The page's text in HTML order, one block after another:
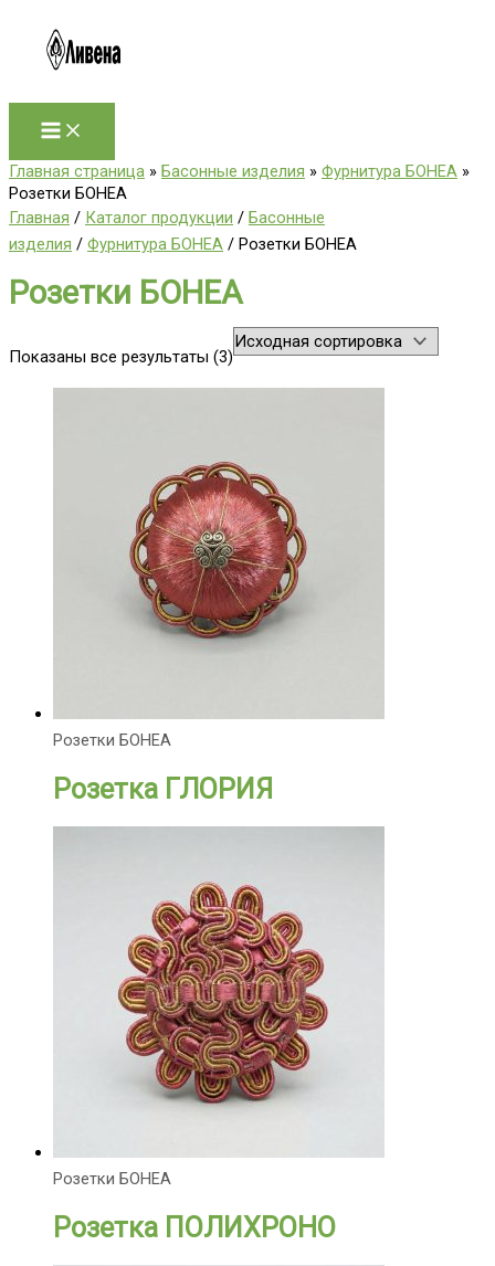
содержимому
Главная страница » Басонные изделия » Фурнитура БОНЕА »
Розетки БОНЕА
Главная / Каталог продукции / Басонные
изделия / Фурнитура БОНЕА / Розетки БОНЕА
Розетки БОНЕА
Показаны все результаты (3)
Розетки БОНЕА
Розетка ГЛОРИЯ
Розетки БОНЕА
Розетка ПОЛИХРОНО